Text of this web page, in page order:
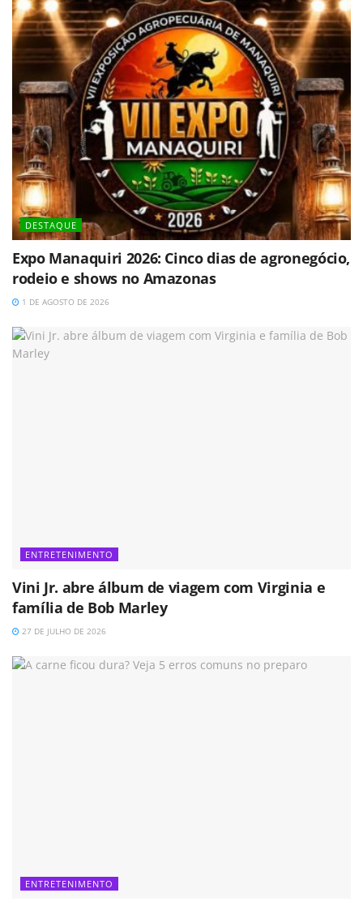
DESTAQUE
Expo Manaquiri 2026: Cinco dias de agronegócio,
rodeio e shows no Amazonas
1 DE AGOSTO DE 2026
ENTRETENIMENTO
Vini Jr. abre álbum de viagem com Virginia e
família de Bob Marley
27 DE JULHO DE 2026
ENTRETENIMENTO